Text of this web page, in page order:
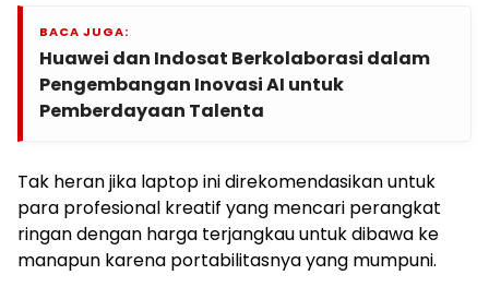
BACA JUGA:
Huawei dan Indosat Berkolaborasi dalam
Pengembangan Inovasi AI untuk
Pemberdayaan Talenta
Tak heran jika laptop ini direkomendasikan untuk
para profesional kreatif yang mencari perangkat
ringan dengan harga terjangkau untuk dibawa ke
manapun karena portabilitasnya yang mumpuni.